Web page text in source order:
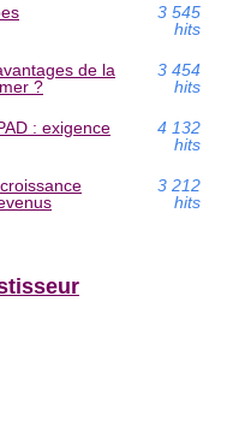
3 545
hits
de la
?
3 454
hits
: exigence
4 132
hits
3 212
hits